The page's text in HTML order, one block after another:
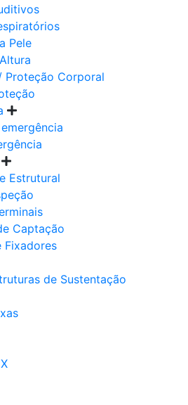
Pele
Proteção Corporal
Estrutural
Captação
Fixadores
de Sustentação